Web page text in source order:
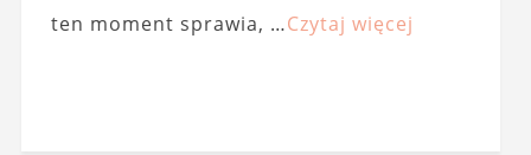
ten moment sprawia, …Czytaj więcej